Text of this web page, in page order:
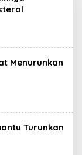
Menurunkan
‎Turunkan